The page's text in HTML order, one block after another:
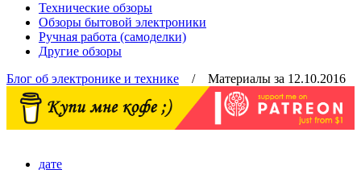
Технические обзоры
Обзоры бытовой электроники
Ручная работа (самоделки)
Другие обзоры
Блог об электронике и технике / Материалы за 12.10.2016
дате